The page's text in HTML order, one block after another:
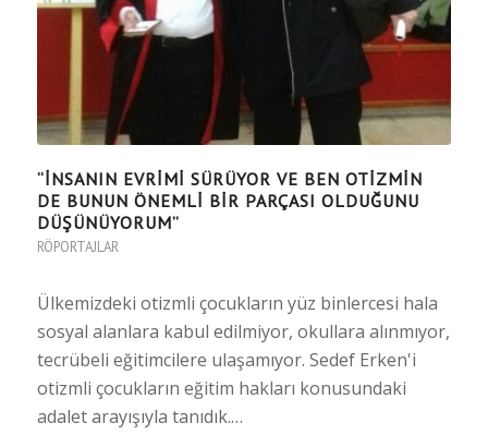
“İNSANIN EVRIMI SÜRÜYOR VE BEN OTIZMIN
DE BUNUN ÖNEMLI BIR PARÇASI OLDUĞUNU
DÜŞÜNÜYORUM”
RÖPORTAJLAR
Ülkemizdeki otizmli çocukların yüz binlercesi hala
sosyal alanlara kabul edilmiyor, okullara alınmıyor,
tecrübeli eğitimcilere ulaşamıyor. Sedef Erken'i
otizmli çocukların eğitim hakları konusundaki
adalet arayışıyla tanıdık.…